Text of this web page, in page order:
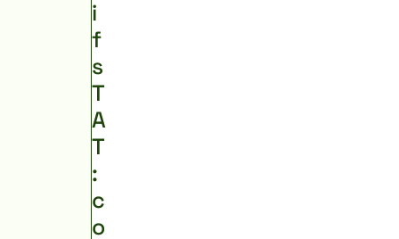
i
f
s
T
A
T
:
c
o